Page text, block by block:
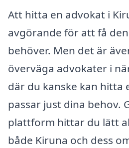
Att hitta en advokat i
avgörande för att få
behöver. Men det är
överväga advokater i
där du kanske kan hitta
passar just dina behov.
plattform hittar du lätt
både Kiruna och dess